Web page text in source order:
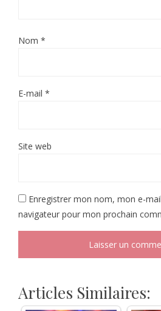
Nom *
E-mail *
Site web
Enregistrer mon nom, mon e-
navigateur pour mon prochain
Articles Similaires: